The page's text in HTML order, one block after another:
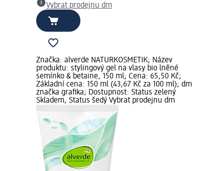
Vybrat prodejnu dm
Značka: alverde NATURKOSMETIK; Název
produktu: stylingový gel na vlasy bio lněné
semínko & betaine, 150 ml; Cena: 65,50 Kč;
Základní cena: 150 ml (43,67 Kč za 100 ml); dm
značka grafika; Dostupnost: Status zelený
Skladem, Status šedý Vybrat prodejnu dm